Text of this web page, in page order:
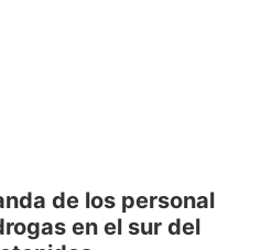
de los personal
en el sur del